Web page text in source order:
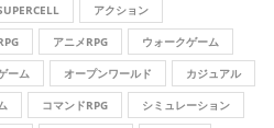
C
H
アクション
アニメRPG ウォークゲーム
ーム オープンワールド カジュアル
コマンドRPG シミュレーション